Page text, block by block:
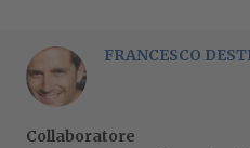
FRANCESCO
Collaboratore